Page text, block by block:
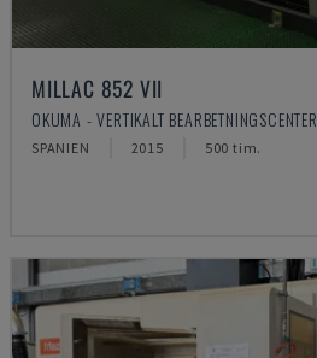
MILLAC 852 VII
OKUMA - VERTIKALT BEARBETNINGSCENTER
SPANIEN 2015 500 tim.